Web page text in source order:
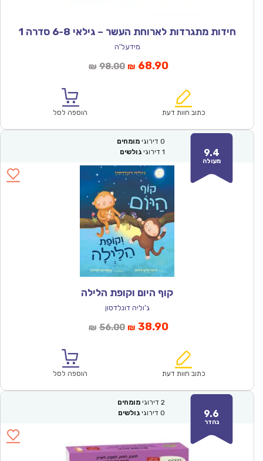
חידות מתגרדות לארוחת העשר – גילאי 6-8 סדרה 1
מידעל'ה
₪ 98.00המחיר
₪98.00.
₪ 68.90המחיר
הוא:
כתוב חוות דעת הוספה לסל
9.4
מעולה
0 דירוגי מומחים
1 דירוגי גולשים
קוף היום וקופת הלילה
ג'וליה דונלדסון
₪ 56.00המחיר
₪56.00.
₪ 38.90המחיר
הוא:
כתוב חוות דעת הוספה לסל
9.6
נהדר
2 דירוגי מומחים
0 דירוגי גולשים